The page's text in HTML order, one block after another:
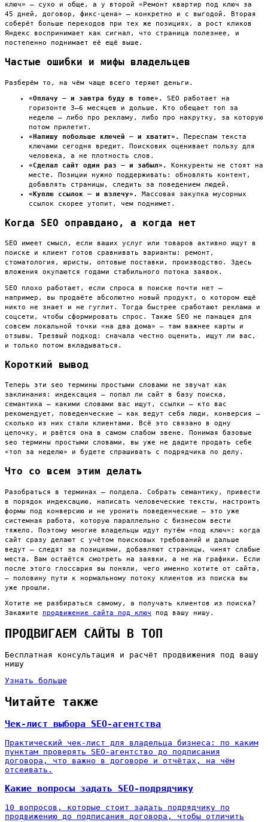
ключ» — сухо и обще, а у второй «Ремонт квартир под ключ за
45 дней, договор, фикс-цена» — конкретно и с выгодой. Вторая
соберёт больше переходов при тех же позициях, а рост кликов
Яндекс воспринимает как сигнал, что страница полезнее, и
постепенно поднимает её ещё выше.
Частые ошибки и мифы владельцев
Разберём то, на чём чаще всего теряют деньги.
«Оплачу — и завтра буду в топе».
SEO работает на
горизонте 3–6 месяцев и дольше. Кто обещает топ за
неделю — либо про рекламу, либо про накрутку, за которую
потом прилетит.
«Напишу побольше ключей — и хватит».
Переспам текста
ключами сегодня вредит. Поисковик оценивает пользу для
человека, а не плотность слов.
«Сделал сайт один раз — и забыл».
Конкуренты не стоят на
месте. Позиции нужно поддерживать: обновлять контент,
добавлять страницы, следить за поведением людей.
«Куплю ссылок — и взлечу».
Массовая закупка мусорных
ссылок скорее утопит, чем поднимет.
Когда SEO оправдано, а когда нет
SEO имеет смысл, если ваших услуг или товаров активно ищут в
поиске и клиент готов сравнивать варианты: ремонт,
стоматология, юристы, оптовые поставки, производство. Здесь
вложения окупаются годами стабильного потока заявок.
SEO плохо работает, если спроса в поиске почти нет —
например, вы продаёте абсолютно новый продукт, о котором ещё
никто не знает и не гуглит. Тогда быстрее сработают реклама и
соцсети, чтобы сформировать спрос. Также SEO не панацея для
совсем локальной точки «на два дома» — там важнее карты и
отзывы. Трезвый подход: сначала честно оценить, ищут ли вас,
и только потом вкладываться.
Короткий вывод
Теперь эти seo термины простыми словами не звучат как
заклинания: индексация — попал ли сайт в базу поиска,
семантика — какими словами вас ищут, ссылки — кто вас
рекомендует, поведенческие — как ведут себя люди, конверсия —
сколько из них стали клиентами. Всё это связано в одну
цепочку, и рвётся она в самом слабом звене. Понимая базовые
seo термины простыми словами, вы уже не дадите продать себе
«топ за неделю» и будете спрашивать с подрядчика по делу.
Что со всем этим делать
Разобраться в терминах — полдела. Собрать семантику, привести
в порядок индексацию, написать человеческие тексты, настроить
формы под конверсию и не уронить поведенческие — это уже
системная работа, которую параллельно с бизнесом вести
тяжело. Поэтому многие владельцы идут путём «под ключ»: когда
сайт сразу делают с учётом поисковых требований и дальше
ведут — следят за позициями, добавляют страницы, чинят слабые
места. Вам остаётся смотреть на заявки, а не на графики. Если
после этого глоссария вы поняли, чего именно хотите от сайта,
— половину пути к нормальному потоку клиентов из поиска вы
уже прошли.
Хотите не разбираться самому, а получать клиентов из поиска?
Закажите продвижение сайта под ключ под вашу нишу.
ПРОДВИГАЕМ САЙТЫ В ТОП
Бесплатная консультация и расчёт продвижения под вашу
нишу
Узнать больше
Читайте также
Чек-лист выбора SEO-агентства
Практический чек-лист для владельца бизнеса: по каким
пунктам проверять SEO-агентство до подписания
договора, что важно в договоре и отчётах, на чём
отсеивать.
Какие вопросы задать SEO-подрядчику
10 вопросов, которые стоит задать подрядчику по
продвижению до подписания договора, чтобы отличить